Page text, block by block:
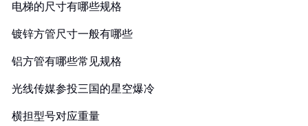
电梯的尺寸有哪些规格
镀锌方管尺寸一般有哪些
铝方管有哪些常见规格
光线传媒参投三国的星空爆冷
横担型号对应重量